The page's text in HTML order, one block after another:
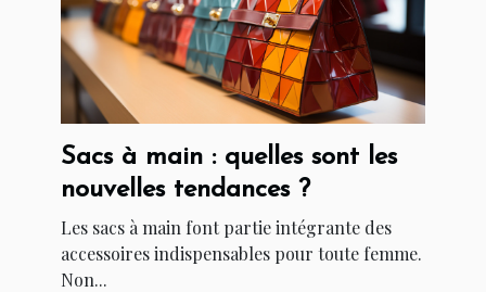
Sacs à main : quelles sont les
nouvelles tendances ?
Les sacs à main font partie intégrante des
accessoires indispensables pour toute femme.
Non...